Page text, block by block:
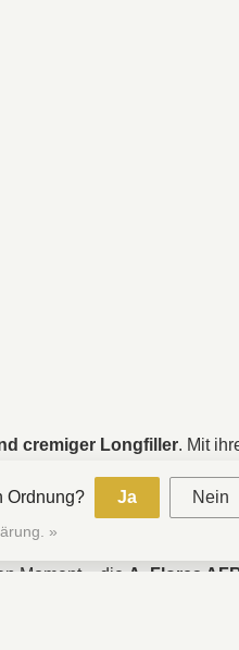
cremiger Longfiller. Mit
Verarbeitung und feine
Moment – die A. Flores
Ordnung? Ja Nein
»